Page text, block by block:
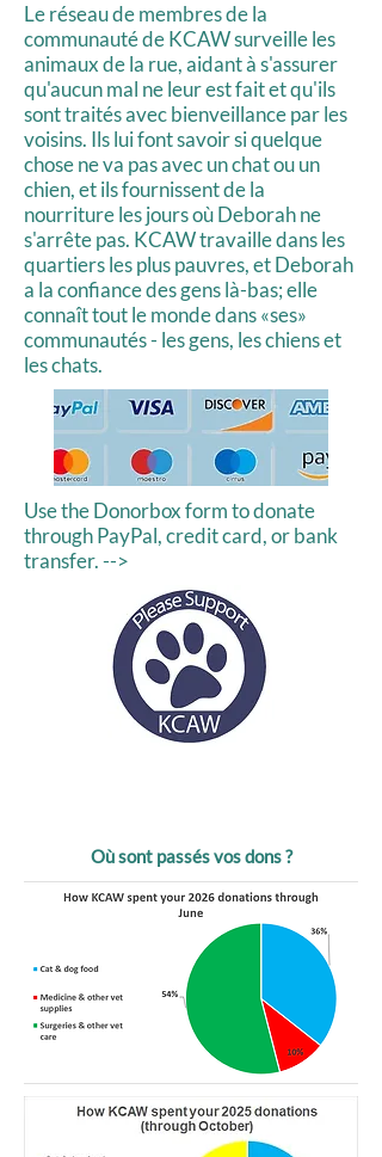
Le réseau de membres de la
communauté de KCAW surveille les
animaux de la rue, aidant à s'assurer
qu'aucun mal ne leur est fait et qu'ils
sont traités avec bienveillance par les
voisins. Ils lui font savoir si quelque
chose ne va pas avec un chat ou un
chien, et ils fournissent de la
nourriture les jours où Deborah ne
s'arrête pas. KCAW travaille dans les
quartiers les plus pauvres, et Deborah
a la confiance des gens là-bas; elle
connaît tout le monde dans «ses»
communautés - les gens, les chiens et
les chats.
Use the Donorbox form to donate
through PayPal, credit card, or bank
transfer. -->
Où sont passés vos dons ?